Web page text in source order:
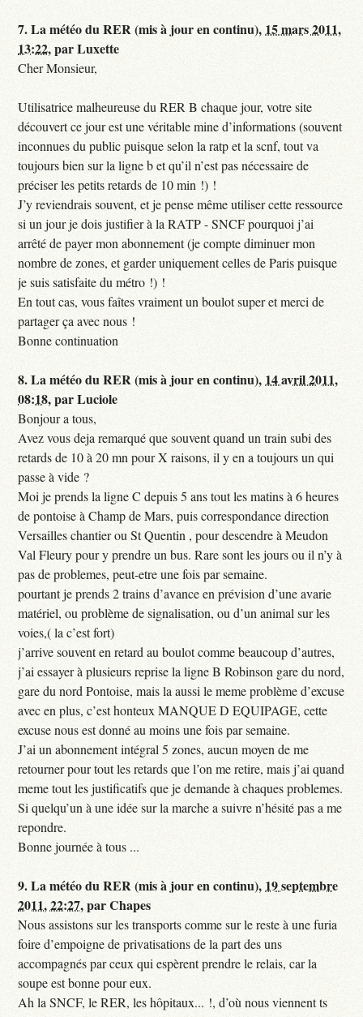
7.La météo du RER (mis à jour en continu), 15 mars 2011,
13:22,parLuxette
Cher Monsieur,
Utilisatrice malheureuse du RER B chaque jour, votre site
découvert ce jour est une véritable mine d’informations (souvent
inconnues du public puisque selon la ratp et la scnf, tout va
toujours bien sur la ligne b et qu’il n’est pas nécessaire de
préciser les petits retards de 10 min !) !
J’y reviendrais souvent, et je pense même utiliser cette ressource
si un jour je dois justifier à la RATP - SNCF pourquoi j’ai
arrêté de payer mon abonnement (je compte diminuer mon
nombre de zones, et garder uniquement celles de Paris puisque
je suis satisfaite du métro !) !
En tout cas, vous faîtes vraiment un boulot super et merci de
partager ça avec nous !
Bonne continuation
8.La météo du RER (mis à jour en continu), 14 avril 2011,
08:18,parLuciole
Bonjour a tous,
Avez vous deja remarqué que souvent quand un train subi des
retards de 10 à 20 mn pour X raisons, il y en a toujours un qui
passe à vide ?
Moi je prends la ligne C depuis 5 ans tout les matins à 6 heures
de pontoise à Champ de Mars, puis correspondance direction
Versailles chantier ou St Quentin , pour descendre à Meudon
Val Fleury pour y prendre un bus. Rare sont les jours ou il n’y à
pas de problemes, peut-etre une fois par semaine.
pourtant je prends 2 trains d’avance en prévision d’une avarie
matériel, ou problème de signalisation, ou d’un animal sur les
voies,( la c’est fort)
j’arrive souvent en retard au boulot comme beaucoup d’autres,
j’ai essayer à plusieurs reprise la ligne B Robinson gare du nord,
gare du nord Pontoise, mais la aussi le meme problème d’excuse
avec en plus, c’est honteux MANQUE D EQUIPAGE, cette
excuse nous est donné au moins une fois par semaine.
J’ai un abonnement intégral 5 zones, aucun moyen de me
retourner pour tout les retards que l’on me retire, mais j’ai quand
meme tout les justificatifs que je demande à chaques problemes.
Si quelqu’un à une idée sur la marche a suivre n’hésité pas a me
repondre.
Bonne journée à tous ...
9.La météo du RER (mis à jour en continu), 19 septembre
2011, 22:27,parChapes
Nous assistons sur les transports comme sur le reste à une furia
foire d’empoigne de privatisations de la part des uns
accompagnés par ceux qui espèrent prendre le relais, car la
soupe est bonne pour eux.
Ah la SNCF, le RER, les hôpitaux... !, d’où nous viennent ts